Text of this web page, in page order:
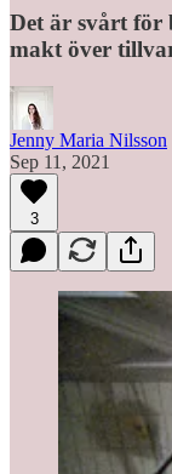
Det är svårt för
makt över
Jenny Maria Nilsson
Sep 11, 2021
3